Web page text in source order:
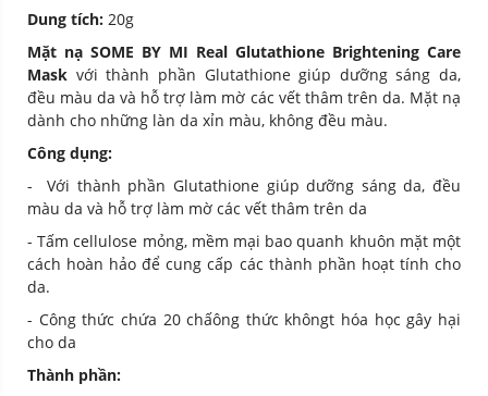
Dung tích: 20g
Mặt nạ SOME BY MI Real Glutathione Brightening Care
Mask với thành phần Glutathione giúp dưỡng sáng da,
đều màu da và hỗ trợ làm mờ các vết thâm trên da. Mặt nạ
dành cho những làn da xỉn màu, không đều màu.
Công dụng:
- Với thành phần Glutathione giúp dưỡng sáng da, đều
màu da và hỗ trợ làm mờ các vết thâm trên da
- Tấm cellulose mỏng, mềm mại bao quanh khuôn mặt một
cách hoàn hảo để cung cấp các thành phần hoạt tính cho
da.
- Công thức chứa 20 chấông thức khôngt hóa học gây hại
cho da
Thành phần: